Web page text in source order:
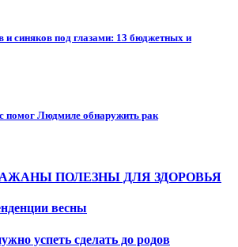
и синяков под глазами: 13 бюджетных и
Людмиле обнаружить рак
ПОЛЕЗНЫ ДЛЯ ЗДОРОВЬЯ
весны
успеть сделать до родов